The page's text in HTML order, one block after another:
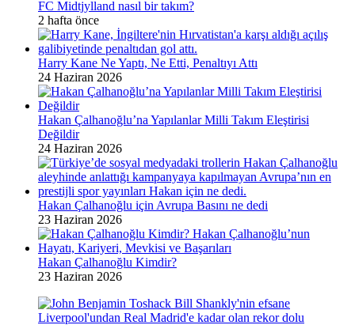
FC Midtjylland nasıl bir takım?
2 hafta önce
Harry Kane Ne Yaptı, Ne Etti, Penaltıyı Attı
24 Haziran 2026
Hakan Çalhanoğlu’na Yapılanlar Milli Takım Eleştirisi
Değildir
24 Haziran 2026
Hakan Çalhanoğlu için Avrupa Basını ne dedi
23 Haziran 2026
Hakan Çalhanoğlu Kimdir?
23 Haziran 2026